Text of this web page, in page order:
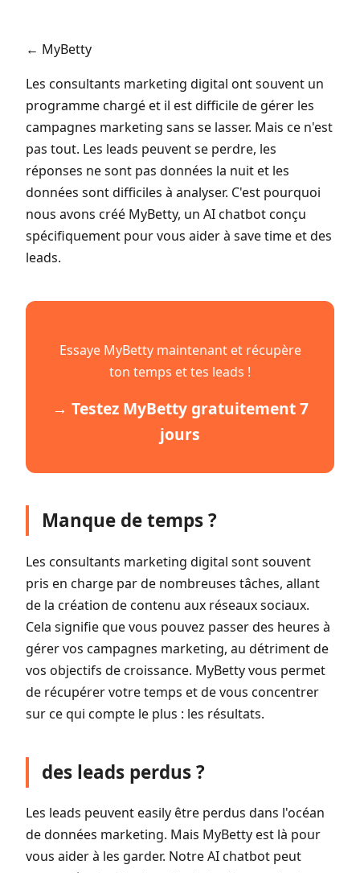
← MyBetty
Les consultants marketing digital ont souvent un
programme chargé et il est difficile de gérer les
campagnes marketing sans se lasser. Mais ce n'est
pas tout. Les leads peuvent se perdre, les
réponses ne sont pas données la nuit et les
données sont difficiles à analyser. C'est pourquoi
nous avons créé MyBetty, un AI chatbot conçu
spécifiquement pour vous aider à save time et des
leads.
Essaye MyBetty maintenant et récupère
ton temps et tes leads !
→ Testez MyBetty gratuitement 7
jours
Manque de temps ?
Les consultants marketing digital sont souvent
pris en charge par de nombreuses tâches, allant
de la création de contenu aux réseaux sociaux.
Cela signifie que vous pouvez passer des heures à
gérer vos campagnes marketing, au détriment de
vos objectifs de croissance. MyBetty vous permet
de récupérer votre temps et de vous concentrer
sur ce qui compte le plus : les résultats.
des leads perdus ?
Les leads peuvent easily être perdus dans l'océan
de données marketing. Mais MyBetty est là pour
vous aider à les garder. Notre AI chatbot peut